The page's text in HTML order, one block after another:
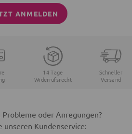
ANMELDEN
14 Tage
Widerrufsrecht
Schneller
Versand
Probleme oder Anregungen?
unseren Kundenservice: